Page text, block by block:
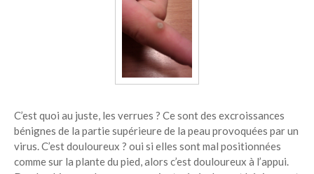
Mon don de naissance : un chemin de transformation intérieure
Mon parcours d’apprentissage et mes formations
La géobiologie
La Thérapie EMDR
C’est quoi au juste, les verrues ? Ce sont des excroissances
bénignes de la partie supérieure de la peau provoquées par un
virus. C’est douloureux ? oui si elles sont mal positionnées
comme sur la plante du pied, alors c’est douloureux à l’appui.